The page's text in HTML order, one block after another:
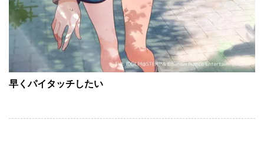
早くパイタッチしたい